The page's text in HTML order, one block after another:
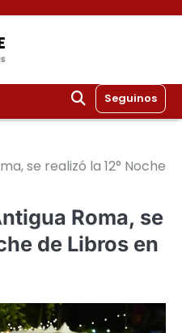
Seguinos
se realizó la 12° Noche
Roma, se
de Libros en